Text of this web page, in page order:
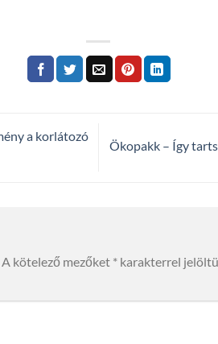
a korlátozó
Ökopakk – Így
A kötelező mezőket * karakterrel